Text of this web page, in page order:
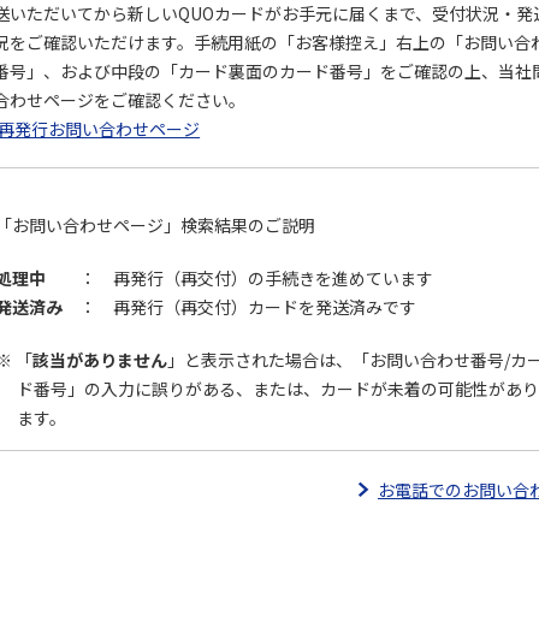
いただいてから新しいQUOカードがお手元に届くまで、受付状況・発
をご確認いただけます。手続用紙の「お客様控え」右上の「お問い合
号」、および中段の「カード裏面のカード番号」をご確認の上、当社
わせページをご確認ください。
発行お問い合わせページ
お問い合わせページ」検索結果のご説明
理中 ： 再発行（再交付）の手続きを進めています
送済み ： 再発行（再交付）カードを発送済みです
「該当がありません 」と表示された場合は、「お問い合わせ番号/カ
ド番号」の入力に誤りがある、または、カードが未着の可能性があり
ます。
お電話でのお問い合